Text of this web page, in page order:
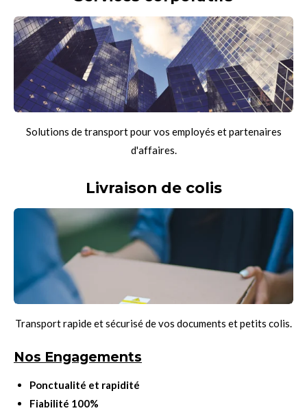
Solutions de transport pour vos employés et partenaires
d'affaires.
Livraison de colis
Transport rapide et sécurisé de vos documents et petits colis.
Nos Engagements
Ponctualité et rapidité
Fiabilité 100%